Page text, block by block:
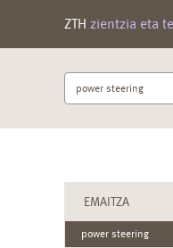
ZTH zientzia eta
Bilatu
terminoa
EMAITZA
power steering